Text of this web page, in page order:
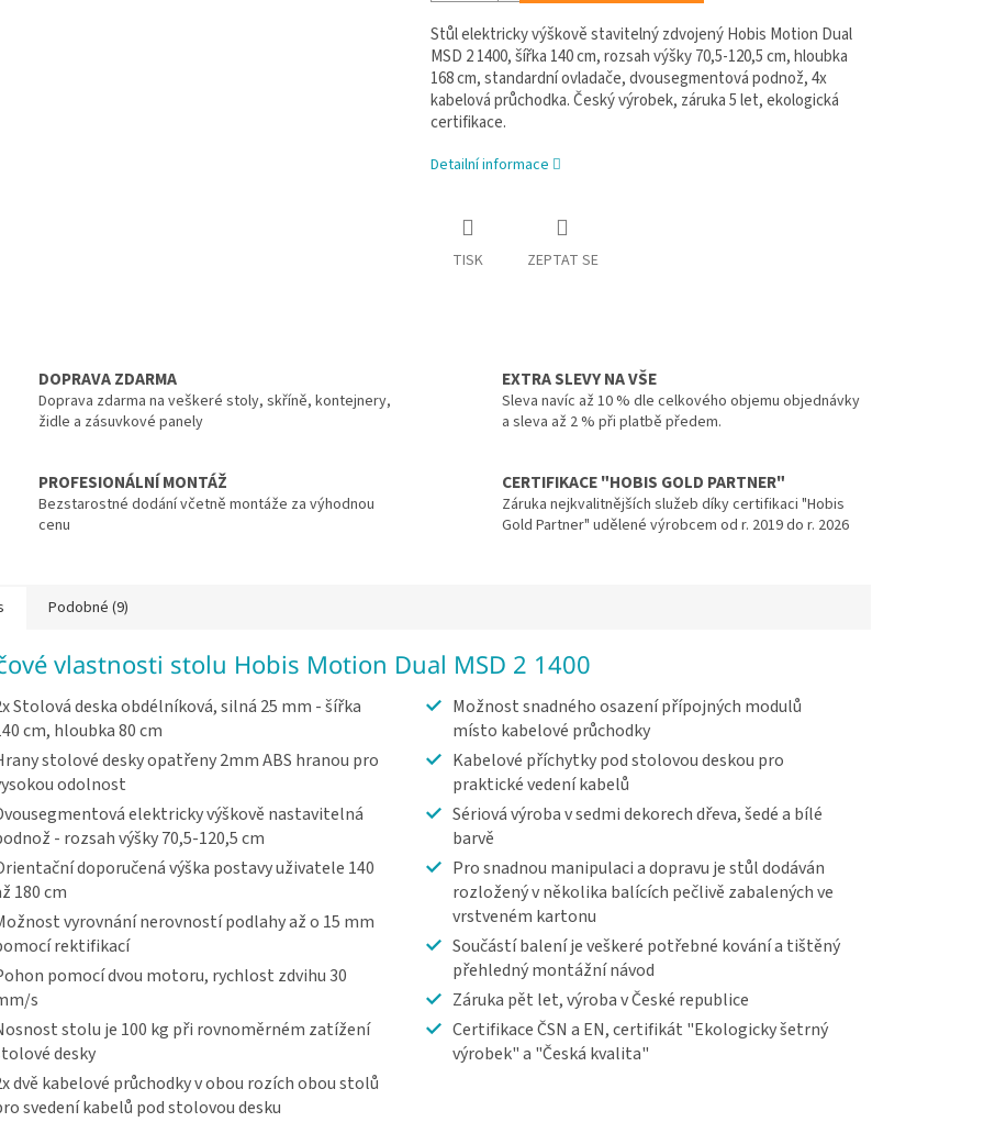
Stůl elektricky výškově stavitelný zdvojený Hobis Motion Dual
MSD 2 1400, šířka 140 cm, rozsah výšky 70,5-120,5 cm, hloubka
168 cm, standardní ovladače, dvousegmentová podnož, 4x
kabelová průchodka. Český výrobek, záruka 5 let, ekologická
certifikace.
Detailní informace
TISK ZEPTAT SE
DOPRAVA ZDARMA
Doprava zdarma na veškeré stoly, skříně, kontejnery,
židle a zásuvkové panely
EXTRA SLEVY NA VŠE
Sleva navíc až 10 % dle celkového objemu objednávky
a sleva až 2 % při platbě předem.
PROFESIONÁLNÍ MONTÁŽ
Bezstarostné dodání včetně montáže za výhodnou
cenu
CERTIFIKACE "HOBIS GOLD PARTNER"
Záruka nejkvalitnějších služeb díky certifikaci "Hobis
Gold Partner" udělené výrobcem od r. 2019 do r. 2026
Podobné (9)
vlastnosti stolu Hobis Motion Dual MSD 2 1400
Stolová deska obdélníková, silná 25 mm - šířka
cm, hloubka 80 cm
stolové desky opatřeny 2mm ABS hranou pro
odolnost
elektricky výškově nastavitelná
- rozsah výšky 70,5-120,5 cm
doporučená výška postavy uživatele 140
180 cm
vyrovnání nerovností podlahy až o 15 mm
rektifikací
pomocí dvou motoru, rychlost zdvihu 30
s
stolu je 100 kg při rovnoměrném zatížení
desky
dvě kabelové průchodky v obou rozích obou stolů
svedení kabelů pod stolovou desku
Možnost snadného osazení přípojných modulů
místo kabelové průchodky
Kabelové příchytky pod stolovou deskou pro
praktické vedení kabelů
Sériová výroba v sedmi dekorech dřeva, šedé a bílé
barvě
Pro snadnou manipulaci a dopravu je stůl dodáván
rozložený v několika balících pečlivě zabalených ve
vrstveném kartonu
Součástí balení je veškeré potřebné kování a tištěný
přehledný montážní návod
Záruka pět let, výroba v České republice
Certifikace ČSN a EN, certifikát "Ekologicky šetrný
výrobek" a "Česká kvalita"